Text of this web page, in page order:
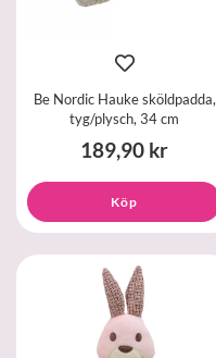
Be Nordic Hauke sköldpadda,
tyg/plysch, 34 cm
189,90 kr
Köp